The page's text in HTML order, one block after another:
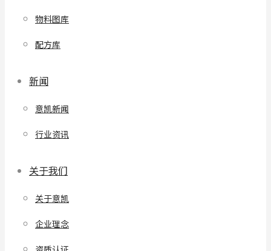
物料图库
配方库
新闻
意凯新闻
行业资讯
关于我们
关于意凯
企业理念